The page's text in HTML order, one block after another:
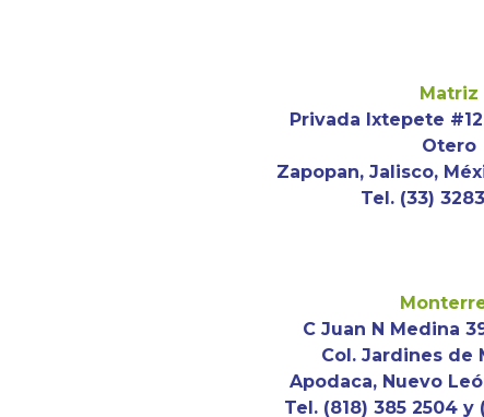
Matriz
Privada Ixtepete
Otero
Zapopan, Jalisco,
Tel. (33)
C Juan N Medina
Col. Jardines de
Apodaca, Nuevo
Tel. (818) 385 2504 y